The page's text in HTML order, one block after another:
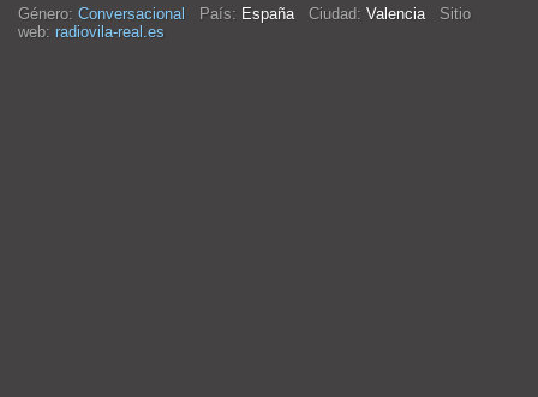
Género: Conversacional País: España Ciudad: Valencia Sitio
web: radiovila-real.es